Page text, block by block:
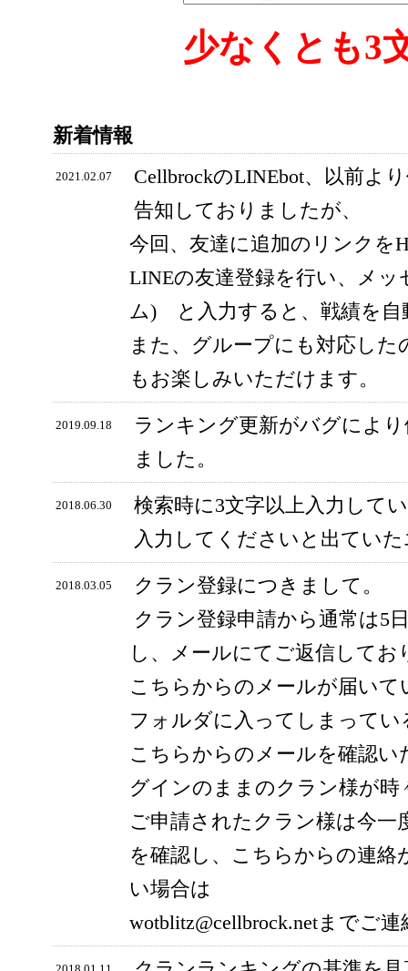
少なくとも3
新着情報
2021.02.07
CellbrockのLINEbot、以前よ
告知しておりましたが、
今回、友達に追加のリンクを
LINEの友達登録を行い、メ
ム) と入力すると、戦績を自
また、グループにも対応し
もお楽しみいただけます。
2019.09.18
ランキング更新がバグによ
ました。
2018.06.30
検索時に3文字以上入力して
入力してくださいと出てい
2018.03.05
クラン登録につきまして。
クラン登録申請から通常は5
し、メールにてご返信してお
こちらからのメールが届い
フォルダに入ってしまってい
こちらからのメールを確認
グインのままのクラン様が時
ご申請されたクラン様は今一
を確認し、こちらからの連
い場合は
wotblitz@cellbrock.netまでご